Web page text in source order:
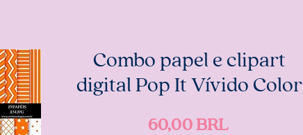
Combo papel e clipart
digital Pop It Vívido Color
60,00 BRLPrecio